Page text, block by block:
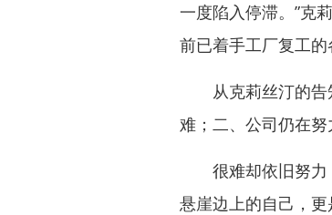
一度陷入停滞。”克
前已着手工厂复工的
从克莉丝汀的告
难；二、公司仍在努
很难却依旧努力
悬崖边上的自己，更